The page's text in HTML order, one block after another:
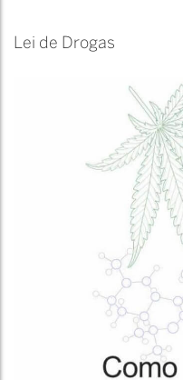
Lei de Drogas